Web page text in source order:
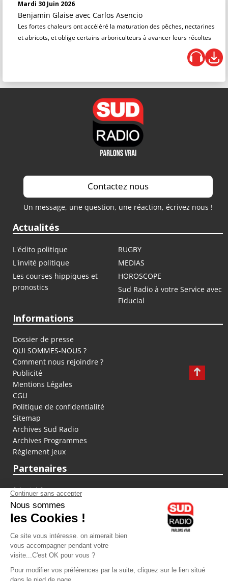
Mardi 30 Juin 2026
Benjamin Glaise avec Carlos Asencio
Les fortes chaleurs ont accéléré la maturation des pêches, nectarines
et abricots, et oblige certains arboriculteurs à avancer leurs récoltes
Contactez nous
Un message, une question, une réaction, écrivez nous !
Actualités
L'édito politique
RUGBY
L'invité politique
MEDIAS
Les courses hippiques et
pronostics
HOROSCOPE
Sud Radio à votre Service avec
Fiducial
Informations
Dossier de presse
QUI SOMMES-NOUS ?
Comment nous rejoindre ?
Publicité
Mentions Légales
CGU
Politique de confidentialité
Sitemap
Archives Sud Radio
Archives Programmes
Règlement jeux
Partenaires
fiducial.fr
lyoncapitale.fr
olympique-et-lyonnais.com
L'application Iphone / Android
Téléchargez l'application